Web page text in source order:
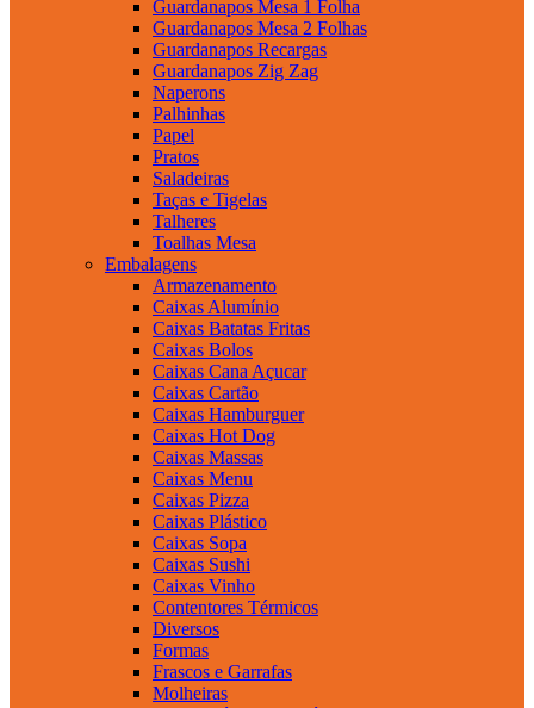
Guardanapos Mesa 1 Folha
Guardanapos Mesa 2 Folhas
Guardanapos Recargas
Guardanapos Zig Zag
Naperons
Palhinhas
Papel
Pratos
Saladeiras
Taças e Tigelas
Talheres
Toalhas Mesa
Embalagens
Armazenamento
Caixas Alumínio
Caixas Batatas Fritas
Caixas Bolos
Caixas Cana Açucar
Caixas Cartão
Caixas Hamburguer
Caixas Hot Dog
Caixas Massas
Caixas Menu
Caixas Pizza
Caixas Plástico
Caixas Sopa
Caixas Sushi
Caixas Vinho
Contentores Térmicos
Diversos
Formas
Frascos e Garrafas
Molheiras